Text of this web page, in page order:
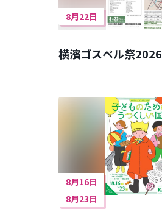
8月22日
横濱ゴスペル祭2026
8月16日
8月23日